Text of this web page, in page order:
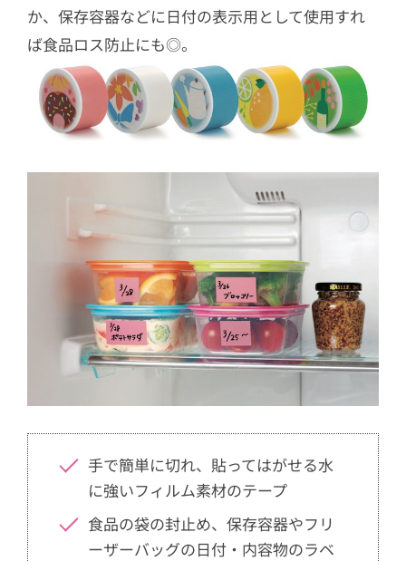
か、保存容器などに日付の表示用として使用すれ
ば食品ロス防止にも◎。
手で簡単に切れ、貼ってはがせる水
に強いフィルム素材のテープ
食品の袋の封止め、保存容器やフリ
ーザーバッグの日付・内容物のラベ